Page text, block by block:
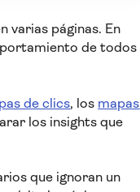
varias páginas. En
de todos
de clics, los mapas
los insights que
que ignoran un